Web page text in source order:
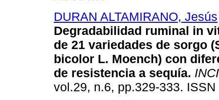
DURAN ALTAMIRANO, Jesús
Degradabilidad ruminal in
de 21 variedades de sorgo
bicolor L. Moench) con
de resistencia a sequía. INCI
vol.29, n.6, pp.329-333.